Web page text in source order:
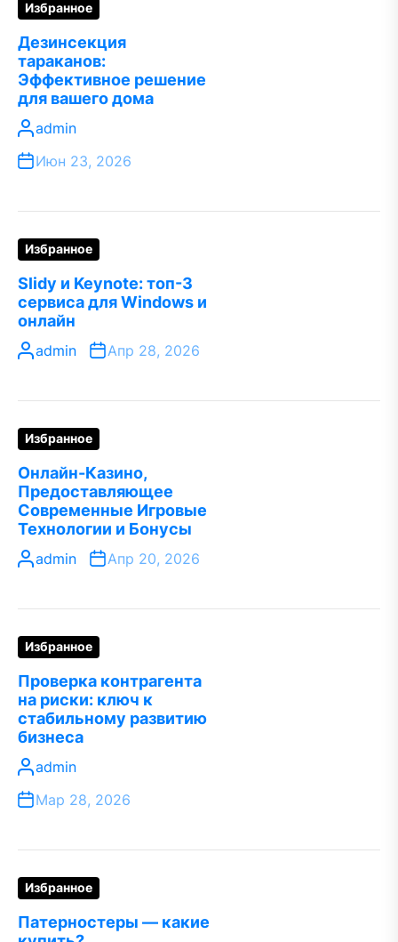
Избранное
Дезинсекция
тараканов:
Эффективное решение
для вашего дома
admin
Июн 23, 2026
Избранное
Slidy и Keynote: топ-3
сервиса для Windows и
онлайн
admin Апр 28, 2026
Избранное
Онлайн-Казино,
Предоставляющее
Современные Игровые
Технологии и Бонусы
admin Апр 20, 2026
Избранное
Проверка контрагента
на риски: ключ к
стабильному развитию
бизнеса
admin
Мар 28, 2026
Избранное
Патерностеры — какие